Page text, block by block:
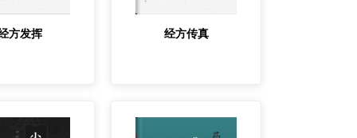
方发挥 经方传真